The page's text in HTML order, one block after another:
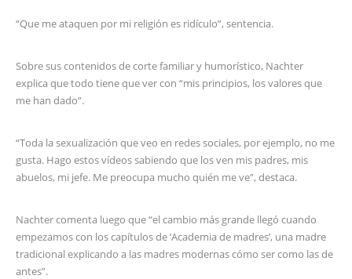
“Que me ataquen por mi religión es ridículo”, sentencia.
Sobre sus contenidos de corte familiar y humorístico, Nachter
explica que todo tiene que ver con “mis principios, los valores que
me han dado”.
“Toda la sexualización que veo en redes sociales, por ejemplo, no me
gusta. Hago estos vídeos sabiendo que los ven mis padres, mis
abuelos, mi jefe. Me preocupa mucho quién me ve”, destaca.
Nachter comenta luego que “el cambio más grande llegó cuando
empezamos con los capítulos de ‘Academia de madres’, una madre
tradicional explicando a las madres modernas cómo ser como las de
antes”.